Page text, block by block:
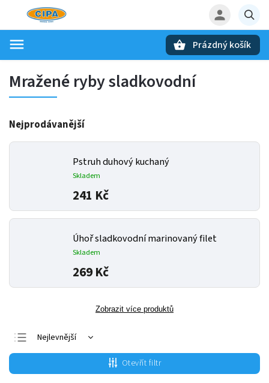
Prázdný košík
Mražené ryby sladkovodní
Nejprodávanější
Pstruh duhový kuchaný
Skladem
241 Kč
Úhoř sladkovodní marinovaný filet
Skladem
269 Kč
Zobrazit více produktů
Nejlevnější
Nejdražší
Nejprodávanější
Otevřít filtr